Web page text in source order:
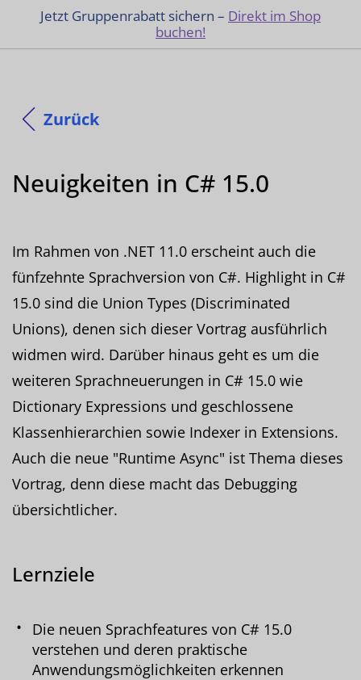
Jetzt Gruppenrabatt sichern – Direkt im Shop
buchen!
Zurück
Neuigkeiten in C# 15.0
Im Rahmen von .NET 11.0 erscheint auch die
fünfzehnte Sprachversion von C#. Highlight in C#
15.0 sind die Union Types (Discriminated
Unions), denen sich dieser Vortrag ausführlich
widmen wird. Darüber hinaus geht es um die
weiteren Sprachneuerungen in C# 15.0 wie
Dictionary Expressions und geschlossene
Klassenhierarchien sowie Indexer in Extensions.
Auch die neue "Runtime Async" ist Thema dieses
Vortrag, denn diese macht das Debugging
übersichtlicher.
Lernziele
Die neuen Sprachfeatures von C# 15.0
verstehen und deren praktische
Anwendungsmöglichkeiten erkennen